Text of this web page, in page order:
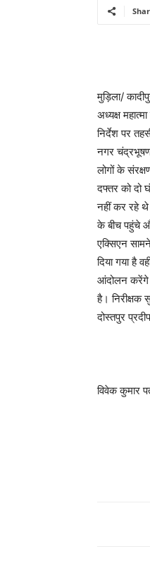
मुड़िला/
अध्यक्ष
निर्देश पर
नगर चंद्रभूषण
लोगों के
दफ्तर को दो
नहीं कर रहे
के बीच पहुंचे
एक्सिएन
दिया गया है
आंदोलन करेंगे
है। निरीक्षक
दोस्तपुर
विवेक कुमार